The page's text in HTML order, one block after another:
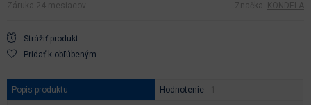
Záruka 24 mesiacov Značka: KONDELA
Strážiť produkt
Pridať k obľúbeným
Popis produktu Hodnotenie